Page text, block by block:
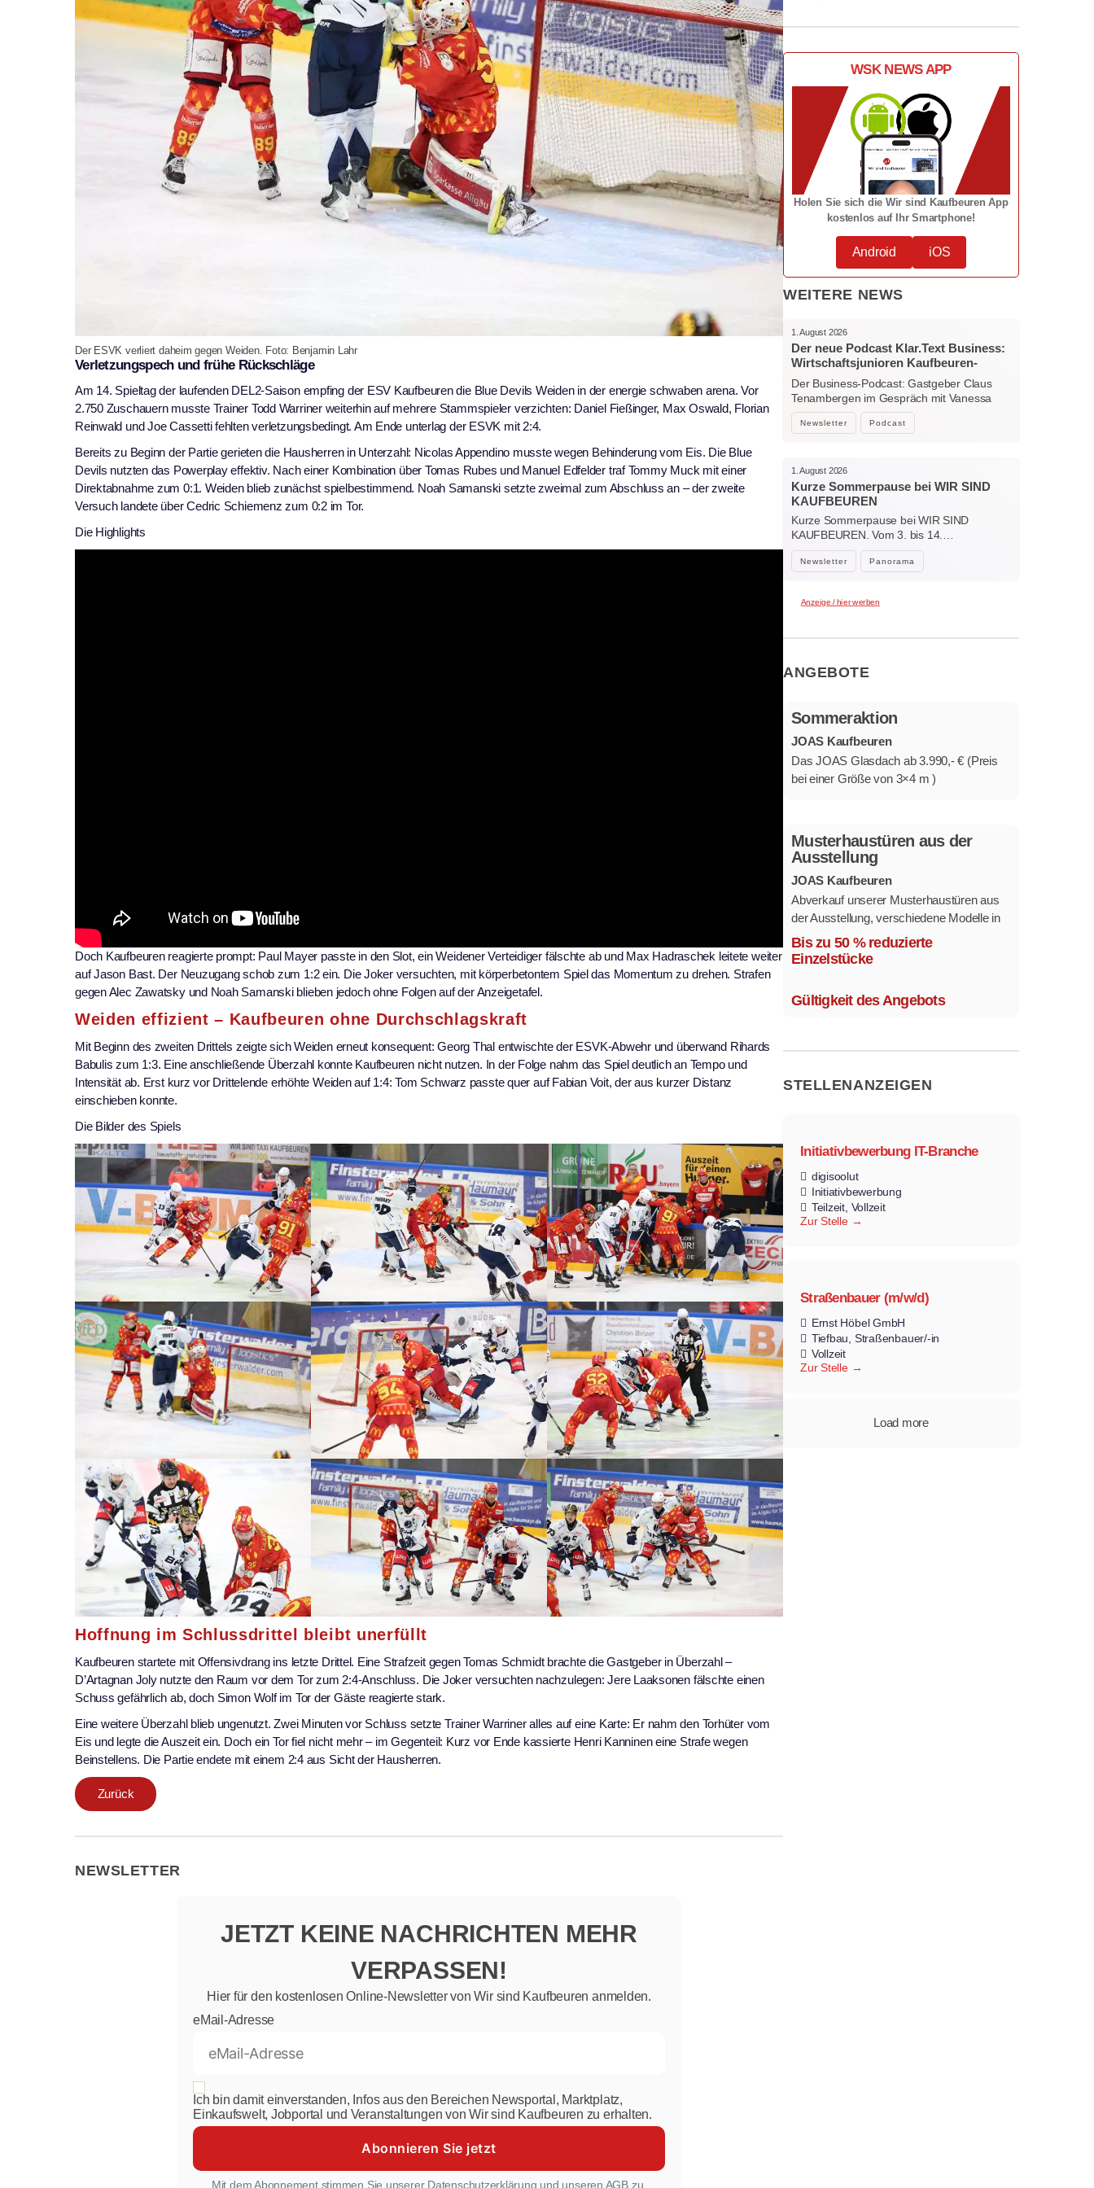
Der ESVK verliert daheim gegen Weiden. Foto: Benjamin Lahr
Verletzungspech und frühe Rückschläge
Am 14. Spieltag der laufenden DEL2-Saison empfing der ESV Kaufbeuren die Blue Devils Weiden in der energie schwaben arena. Vor
2.750 Zuschauern musste Trainer Todd Warriner weiterhin auf mehrere Stammspieler verzichten: Daniel Fießinger, Max Oswald, Florian
Reinwald und Joe Cassetti fehlten verletzungsbedingt. Am Ende unterlag der ESVK mit 2:4.
Bereits zu Beginn der Partie gerieten die Hausherren in Unterzahl: Nicolas Appendino musste wegen Behinderung vom Eis. Die Blue
Devils nutzten das Powerplay effektiv. Nach einer Kombination über Tomas Rubes und Manuel Edfelder traf Tommy Muck mit einer
Direktabnahme zum 0:1. Weiden blieb zunächst spielbestimmend. Noah Samanski setzte zweimal zum Abschluss an – der zweite
Versuch landete über Cedric Schiemenz zum 0:2 im Tor.
Die Highlights
Doch Kaufbeuren reagierte prompt: Paul Mayer passte in den Slot, ein Weidener Verteidiger fälschte ab und Max Hadraschek leitete weiter
auf Jason Bast. Der Neuzugang schob zum 1:2 ein. Die Joker versuchten, mit körperbetontem Spiel das Momentum zu drehen. Strafen
gegen Alec Zawatsky und Noah Samanski blieben jedoch ohne Folgen auf der Anzeigetafel.
Weiden effizient – Kaufbeuren ohne Durchschlagskraft
Mit Beginn des zweiten Drittels zeigte sich Weiden erneut konsequent: Georg Thal entwischte der ESVK-Abwehr und überwand Rihards
Babulis zum 1:3. Eine anschließende Überzahl konnte Kaufbeuren nicht nutzen. In der Folge nahm das Spiel deutlich an Tempo und
Intensität ab. Erst kurz vor Drittelende erhöhte Weiden auf 1:4: Tom Schwarz passte quer auf Fabian Voit, der aus kurzer Distanz
einschieben konnte.
Die Bilder des Spiels
Hoffnung im Schlussdrittel bleibt unerfüllt
Kaufbeuren startete mit Offensivdrang ins letzte Drittel. Eine Strafzeit gegen Tomas Schmidt brachte die Gastgeber in Überzahl –
D’Artagnan Joly nutzte den Raum vor dem Tor zum 2:4-Anschluss. Die Joker versuchten nachzulegen: Jere Laaksonen fälschte einen
Schuss gefährlich ab, doch Simon Wolf im Tor der Gäste reagierte stark.
Eine weitere Überzahl blieb ungenutzt. Zwei Minuten vor Schluss setzte Trainer Warriner alles auf eine Karte: Er nahm den Torhüter vom
Eis und legte die Auszeit ein. Doch ein Tor fiel nicht mehr – im Gegenteil: Kurz vor Ende kassierte Henri Kanninen eine Strafe wegen
Beinstellens. Die Partie endete mit einem 2:4 aus Sicht der Hausherren.
Zurück
NEWSLETTER
JETZT KEINE NACHRICHTEN MEHR
VERPASSEN!
Hier für den kostenlosen Online-Newsletter von Wir sind Kaufbeuren anmelden.
eMail-Adresse
Ich bin damit einverstanden, Infos aus den Bereichen Newsportal, Marktplatz,
Einkaufswelt, Jobportal und Veranstaltungen von Wir sind Kaufbeuren zu erhalten.
Mit dem Abonnement stimmen Sie unserer Datenschutzerklärung und unseren AGB zu.
WSK NEWS APP
Holen Sie sich die Wir sind Kaufbeuren App
kostenlos auf Ihr Smartphone!
Android iOS
WEITERE NEWS
Newsletter Podcast
1. August 2026
Der neue Podcast Klar.Text Business:
Wirtschaftsjunioren Kaufbeuren-
Ostallgäu – Menschen, Ideen und
starke Verbindungen
Der Business-Podcast: Gastgeber Claus
Tenambergen im Gespräch mit Vanessa
Bockhorni…
Newsletter Panorama
1. August 2026
Kurze Sommerpause bei WIR SIND
KAUFBEUREN
Kurze Sommerpause bei WIR SIND
KAUFBEUREN. Vom 3. bis 14.…
Anzeige / hier werben
ANGEBOTE
Sommeraktion
JOAS Kaufbeuren
Das JOAS Glasdach ab 3.990,- € (Preis
bei einer Größe von 3×4 m )
Musterhaustüren aus der
Ausstellung
JOAS Kaufbeuren
Abverkauf unserer Musterhaustüren aus
der Ausstellung, verschiedene Modelle in
mehreren Farben und
Ausstattungsvarianten.
Bis zu 50 % reduzierte
Einzelstücke
Gültigkeit des Angebots
STELLENANZEIGEN
Initiativbewerbung IT-Branche
digisoolut
Initiativbewerbung
Teilzeit Vollzeit
Zur Stelle
Straßenbauer (m/w/d)
Ernst Höbel GmbH
Tiefbau Straßenbauer/-in
Vollzeit
Zur Stelle
Load more